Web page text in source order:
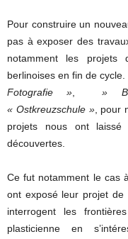
Pour construire un
pas à exposer des
notamment les projets
berlinoises en fin de cycle.
Fotografie »
»
« Ostkreuzschule », pour
projets nous ont laissé
découvertes.
Ce fut notamment le cas
ont exposé leur projet de
interrogent les
plasticienne en